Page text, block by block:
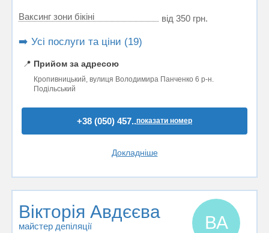
Ваксинг зони бікіні від 350 грн.
➡️ Усі послуги та ціни (19)
📍 Прийом за адресою
Кропивницький, вулиця Володимира Панченко 6 р-н.
Подільський
+38 (050) 457..показати номер
Докладніше
Вікторія Авдєєва
майстер депіляції ВА